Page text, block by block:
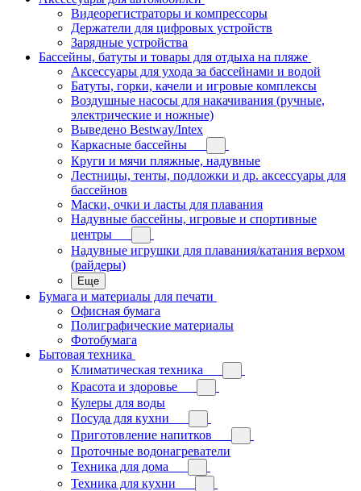
Видеорегистраторы и компрессоры
Держатели для цифровых устройств
Зарядные устройства
Бассейны, батуты и товары для отдыха на пляже
Аксессуары для ухода за бассейнами и водой
Батуты, горки, качели и игровые комплексы
Воздушные насосы для накачивания (ручные,
электрические и ножные)
Выведено Bestway/Intex
Каркасные бассейны
Круги и мячи пляжные, надувные
Лестницы, тенты, подложки и др. аксессуары для
бассейнов
Маски, очки и ласты для плавания
Надувные бассейны, игровые и спортивные
центры
Надувные игрушки для плавания/катания верхом
(райдеры)
Еще
Бумага и материалы для печати
Офисная бумага
Полиграфические материалы
Фотобумага
Бытовая техника
Климатическая техника
Красота и здоровье
Кулеры для воды
Посуда для кухни
Приготовление напитков
Проточные водонагреватели
Техника для дома
Техника для кухни